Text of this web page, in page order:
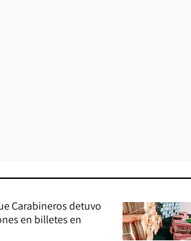
Carabineros detuvo
en billetes en